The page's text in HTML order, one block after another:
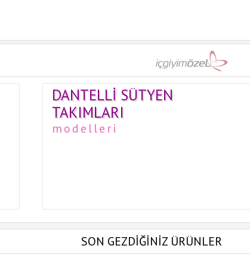
DANTELLI SÜTYEN
TAKIMLARI
modelleri
SON GEZDİĞİNİZ ÜRÜNLER